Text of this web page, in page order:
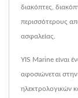
διακόπτες,
περισσότερους
ασφαλείας.
YIS Marine είναι
αφοσιώνεται
ηλεκτρολογικών